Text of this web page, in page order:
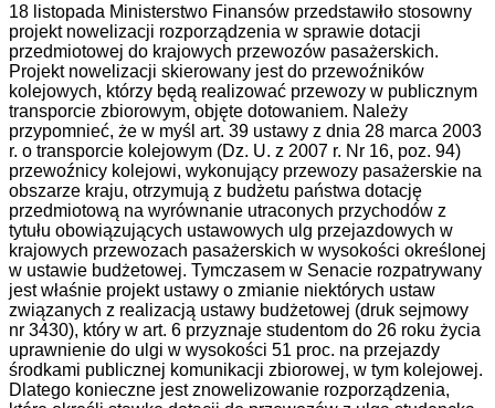
18 listopada Ministerstwo Finansów przedstawiło stosowny
projekt nowelizacji rozporządzenia w sprawie dotacji
przedmiotowej do krajowych przewozów pasażerskich.
Projekt nowelizacji skierowany jest do przewoźników
kolejowych, którzy będą realizować przewozy w publicznym
transporcie zbiorowym, objęte dotowaniem. Należy
przypomnieć, że w myśl art. 39 ustawy z dnia 28 marca 2003
r. o transporcie kolejowym (Dz. U. z 2007 r. Nr 16, poz. 94)
przewoźnicy kolejowi, wykonujący przewozy pasażerskie na
obszarze kraju, otrzymują z budżetu państwa dotację
przedmiotową na wyrównanie utraconych przychodów z
tytułu obowiązujących ustawowych ulg przejazdowych w
krajowych przewozach pasażerskich w wysokości określonej
w ustawie budżetowej. Tymczasem w Senacie rozpatrywany
jest właśnie projekt ustawy o zmianie niektórych ustaw
związanych z realizacją ustawy budżetowej (druk sejmowy
nr 3430), który w art. 6 przyznaje studentom do 26 roku życia
uprawnienie do ulgi w wysokości 51 proc. na przejazdy
środkami publicznej komunikacji zbiorowej, w tym kolejowej.
Dlatego konieczne jest znowelizowanie rozporządzenia,